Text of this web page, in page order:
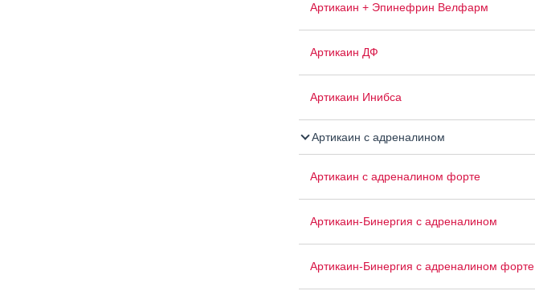
Артикаин + Эпинефрин Велфарм
Артикаин ДФ
Артикаин Инибса
Артикаин с адреналином
Артикаин с адреналином форте
Артикаин-Бинергия с адреналином
Артикаин-Бинергия с адреналином форте